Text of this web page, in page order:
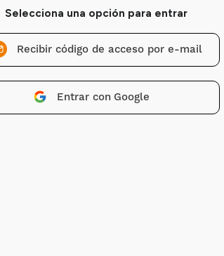
Recibir código de acceso por e-mail
Entrar con Google